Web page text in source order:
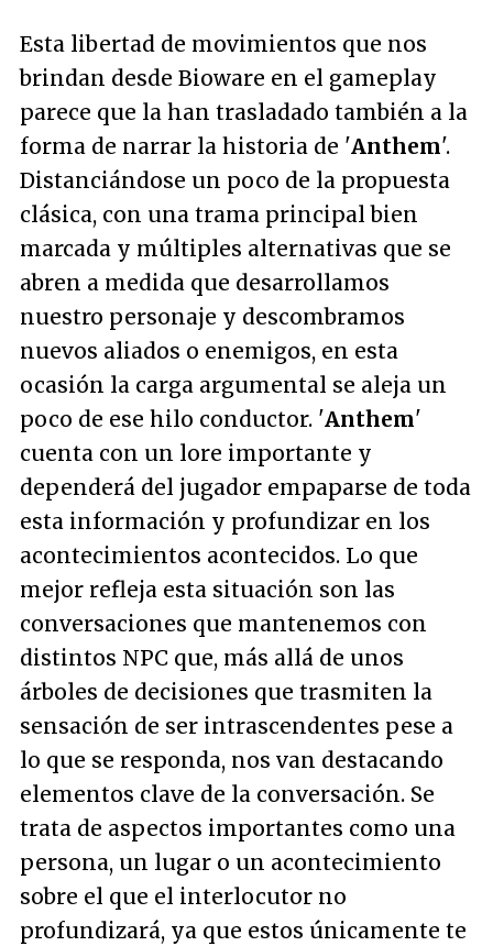
Esta libertad de movimientos que nos
brindan desde Bioware en el gameplay
parece que la han trasladado también a la
forma de narrar la historia de 'Anthem'.
Distanciándose un poco de la propuesta
clásica, con una trama principal bien
marcada y múltiples alternativas que se
abren a medida que desarrollamos
nuestro personaje y descombramos
nuevos aliados o enemigos, en esta
ocasión la carga argumental se aleja un
poco de ese hilo conductor. 'Anthem'
cuenta con un lore importante y
dependerá del jugador empaparse de toda
esta información y profundizar en los
acontecimientos acontecidos. Lo que
mejor refleja esta situación son las
conversaciones que mantenemos con
distintos NPC que, más allá de unos
árboles de decisiones que trasmiten la
sensación de ser intrascendentes pese a
lo que se responda, nos van destacando
elementos clave de la conversación. Se
trata de aspectos importantes como una
persona, un lugar o un acontecimiento
sobre el que el interlocutor no
profundizará, ya que estos únicamente te